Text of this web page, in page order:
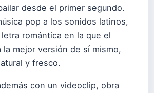
desde el primer segundo.
pop a los sonidos latinos,
romántica en la que el
mejor versión de sí mismo,
y fresco.
con un videoclip, obra